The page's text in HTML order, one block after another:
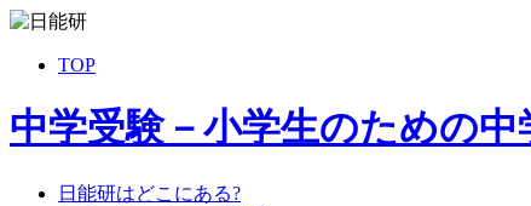
TOP
中学受験－小学生のための
日能研はどこにある?